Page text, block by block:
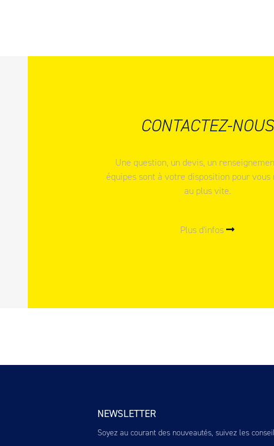
CONTACTEZ-NOUS
Une question, un devis, un
équipes sont à votre disposition pour vous
au plus vite.
Plus d'infos
NEWSLETTER
Soyez au courant des nouveautés, suivez les